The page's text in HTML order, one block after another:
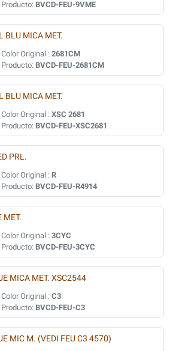
BVCD-FEU-9VME
BLU MICA MET.
Original :2681CM
BVCD-FEU-2681CM
BLU MICA MET.
Original :XSC 2681
BVCD-FEU-XSC2681
PRL.
Original : R
BVCD-FEU-R4914
MET.
Original :3CYC
BVCD-FEU-3CYC
MICA MET. XSC2544
Original :C3
BVCD-FEU-C3
MIC M. (VEDI FEU C3 4570)